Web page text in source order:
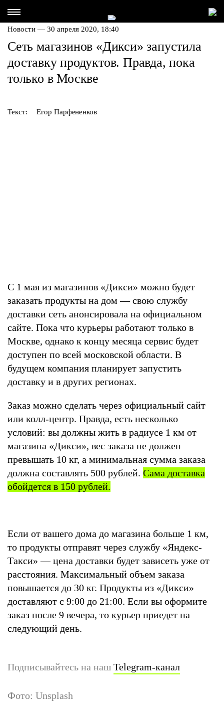
Новости — 30 апреля 2020, 18:40
Сеть магазинов «Дикси» запустила
доставку продуктов. Правда, пока
только в Москве
Текст: Егор Парфененков
С 1 мая из магазинов «Дикси» можно будет
заказать продукты на дом — свою службу
доставки сеть анонсировала на официальном
сайте. Пока что курьеры работают только в
Москве, однако к концу месяца сервис будет
доступен по всей московской области. В
будущем компания планирует запустить
доставку и в других регионах.
Заказ можно сделать через официальный сайт
или колл-центр. Правда, есть несколько
условий: вы должны жить в радиусе 1 км от
магазина «Дикси», вес заказа не должен
превышать 10 кг, а минимальная сумма заказа
должна составлять 500 рублей. Сама доставка
обойдется в 150 рублей.
Если от вашего дома до магазина больше 1 км,
то продукты отправят через службу «Яндекс-
Такси» — цена доставки будет зависеть уже от
расстояния. Максимальный объем заказа
повышается до 30 кг. Продукты из «Дикси»
доставляют с 9:00 до 21:00. Если вы оформите
заказ после 9 вечера, то курьер приедет на
следующий день.
Подписывайтесь на наш Telegram-канал
Фото: Unsplash